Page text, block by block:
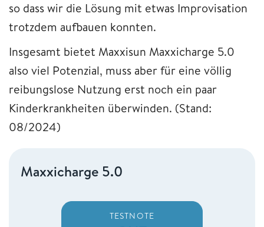
so dass wir die Lösung mit etwas Improvisation
trotzdem aufbauen konnten.
Insgesamt bietet Maxxisun Maxxicharge 5.0
also viel Potenzial, muss aber für eine völlig
reibungslose Nutzung erst noch ein paar
Kinderkrankheiten überwinden. (Stand:
08/2024)
Maxxicharge 5.0
TESTNOTE